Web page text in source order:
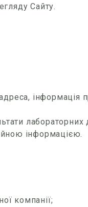
Cайту.
інформація
лабораторних
інформацією.
компанії;